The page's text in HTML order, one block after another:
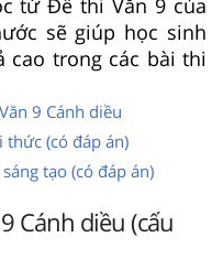
sẽ giúp học sinh
cao trong các bài thi
9 Cánh diều
(có đáp án)
tạo (có đáp án)
Cánh diều (cấu